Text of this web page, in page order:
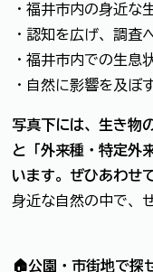
・福井市内の身近な
・認知を広げ、調査
・福井市内での生息
・自然に影響を及ぼ
写真下には、生き物
と「外来種・特定外
います。ぜひあわせ
身近な自然の中で、
🏠公園・市街地で探